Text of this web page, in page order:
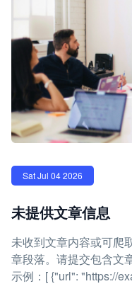
Sat Jul 04 2026
未提供文章信息
未收到文章内容或可爬
章段落。请提交包含文
示例：[ {"url": "https://